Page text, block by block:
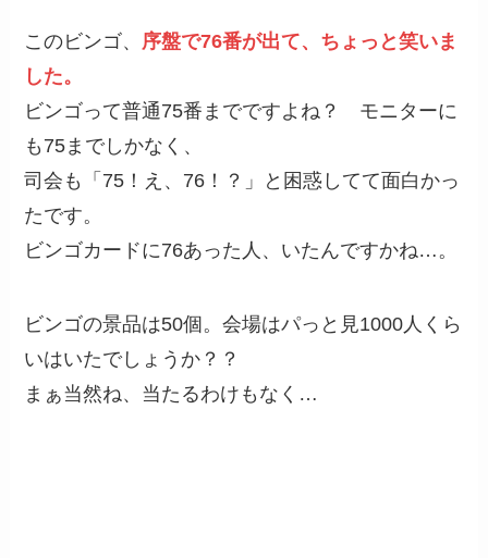
このビンゴ、 序盤で76番が出て、ちょっと笑いま
した。
ビンゴって普通75番までですよね？ モニターに
も75までしかなく、
司会も「75！え、76！？」と困惑してて面白かっ
たです。
ビンゴカードに76あった人、いたんですかね…。
ビンゴの景品は50個。会場はパっと見1000人くら
いはいたでしょうか？？
まぁ当然ね、当たるわけもなく…